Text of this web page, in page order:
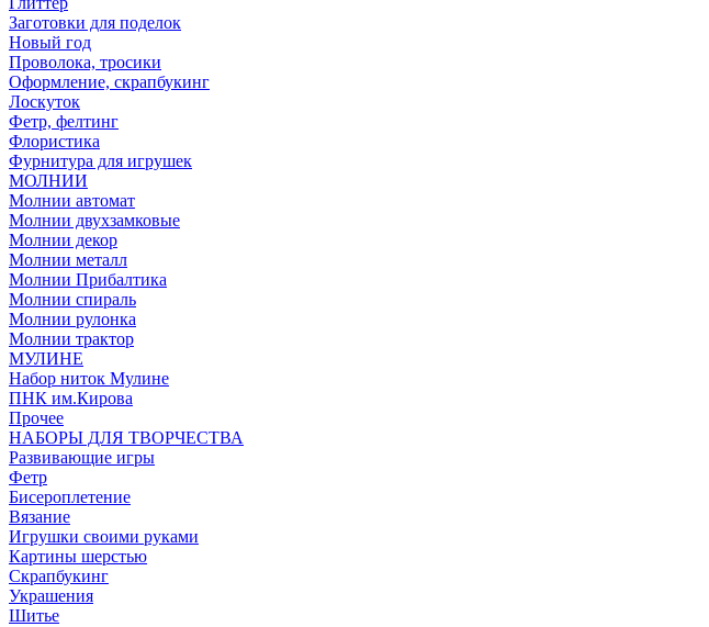
Заготовки для поделок
Новый год
Проволока, тросики
Оформление, скрапбукинг
Лоскуток
Фетр, фелтинг
Флористика
Фурнитура для игрушек
МОЛНИИ
Молнии автомат
Молнии двухзамковые
Молнии декор
Молнии металл
Молнии Прибалтика
Молнии спираль
Молнии рулонка
Молнии трактор
МУЛИНЕ
Набор ниток Мулине
ПНК им.Кирова
Прочее
НАБОРЫ ДЛЯ ТВОРЧЕСТВА
Развивающие игры
Фетр
Бисероплетение
Вязание
Игрушки своими руками
Картины шерстью
Скрапбукинг
Украшения
Шитье